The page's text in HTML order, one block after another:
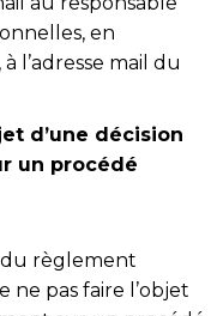
en
l’adresse mail du
d’une décision
un procédé
du règlement
ne pas faire l’objet